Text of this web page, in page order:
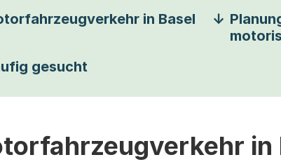
in Basel
gesucht
in